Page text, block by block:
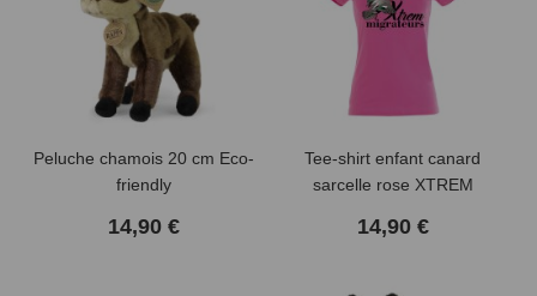
Peluche chamois 20 cm Eco-
friendly
14,90 €
Tee-shirt enfant canard
sarcelle rose XTREM
14,90 €